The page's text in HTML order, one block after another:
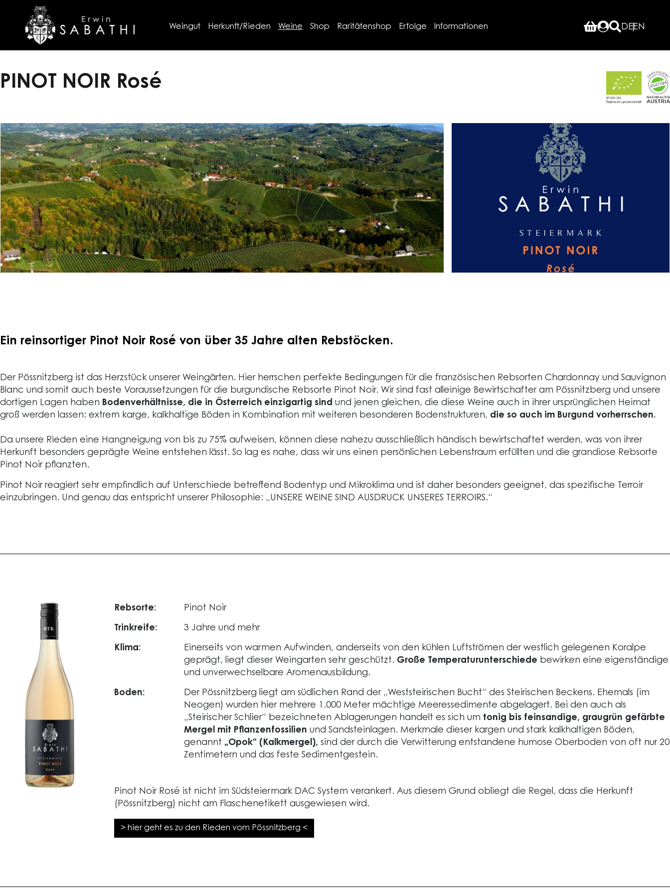
Weingut Herkunft/Rieden Weine Shop Raritätenshop Erfolge Informationen DEEN
PINOT NOIR Rosé
Ein reinsortiger Pinot Noir Rosé von über 35 Jahre alten Rebstöcken.
Der Pössnitzberg ist das Herzstück unserer Weingärten. Hier herrschen perfekte Bedingungen für die französischen Rebsorten Chardonnay und Sauvignon
Blanc und somit auch beste Voraussetzungen für die burgundische Rebsorte Pinot Noir. Wir sind fast alleinige Bewirtschafter am Pössnitzberg und unsere
dortigen Lagen haben Bodenverhältnisse, die in Österreich einzigartig sind und jenen gleichen, die diese Weine auch in ihrer ursprünglichen Heimat
groß werden lassen: extrem karge, kalkhaltige Böden in Kombination mit weiteren besonderen Bodenstrukturen, die so auch im Burgund vorherrschen.
Da unsere Rieden eine Hangneigung von bis zu 75% aufweisen, können diese nahezu ausschließlich händisch bewirtschaftet werden, was von ihrer
Herkunft besonders geprägte Weine entstehen lässt. So lag es nahe, dass wir uns einen persönlichen Lebenstraum erfüllten und die grandiose Rebsorte
Pinot Noir pflanzten.
Pinot Noir reagiert sehr empfindlich auf Unterschiede betreffend Bodentyp und Mikroklima und ist daher besonders geeignet, das spezifische Terroir
einzubringen. Und genau das entspricht unserer Philosophie: „UNSERE WEINE SIND AUSDRUCK UNSERES TERROIRS.“
Rebsorte: Pinot Noir
Trinkreife: 3 Jahre und mehr
Klima:
Einerseits von warmen Aufwinden, anderseits von den kühlen Luftströmen der westlich gelegenen Koralpe
geprägt, liegt dieser Weingarten sehr geschützt. Große Temperaturunterschiede bewirken eine eigenständige
und unverwechselbare Aromenausbildung.
Boden:
Der Pössnitzberg liegt am südlichen Rand der „Weststeirischen Bucht“ des Steirischen Beckens. Ehemals (im
Neogen) wurden hier mehrere 1.000 Meter mächtige Meeressedimente abgelagert. Bei den auch als
„Steirischer Schlier“ bezeichneten Ablagerungen handelt es sich um tonig bis feinsandige, graugrün gefärbte
Mergel mit Pflanzenfossilien und Sandsteinlagen. Merkmale dieser kargen und stark kalkhaltigen Böden,
genannt „Opok“ (Kalkmergel), sind der durch die Verwitterung entstandene humose Oberboden von oft nur 20
Zentimetern und das feste Sedimentgestein.
Pinot Noir Rosé ist nicht im Südsteiermark DAC System verankert. Aus diesem Grund obliegt die Regel, dass die Herkunft
(Pössnitzberg) nicht am Flaschenetikett ausgewiesen wird.
> hier geht es zu den Rieden vom Pössnitzberg <